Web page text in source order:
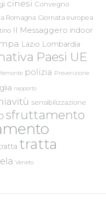
cinesi Convegno
Romagna Giornata europea
Il Messaggero indoor
Lazio Lombardia
Paesi UE
polizia Prevenzione
rapporto
sensibilizzazione
sfruttamento
tratta
Veneto